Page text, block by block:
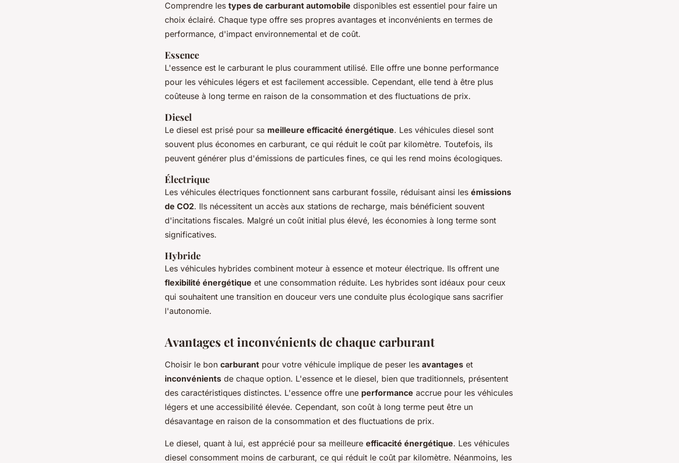
Comprendre les types de carburant automobile disponibles est essentiel pour faire un
choix éclairé. Chaque type offre ses propres avantages et inconvénients en termes de
performance, d'impact environnemental et de coût.
Essence
L'essence est le carburant le plus couramment utilisé. Elle offre une bonne performance
pour les véhicules légers et est facilement accessible. Cependant, elle tend à être plus
coûteuse à long terme en raison de la consommation et des fluctuations de prix.
Diesel
Le diesel est prisé pour sa meilleure efficacité énergétique. Les véhicules diesel sont
souvent plus économes en carburant, ce qui réduit le coût par kilomètre. Toutefois, ils
peuvent générer plus d'émissions de particules fines, ce qui les rend moins écologiques.
Électrique
Les véhicules électriques fonctionnent sans carburant fossile, réduisant ainsi les émissions
de CO2. Ils nécessitent un accès aux stations de recharge, mais bénéficient souvent
d'incitations fiscales. Malgré un coût initial plus élevé, les économies à long terme sont
significatives.
Hybride
Les véhicules hybrides combinent moteur à essence et moteur électrique. Ils offrent une
flexibilité énergétique et une consommation réduite. Les hybrides sont idéaux pour ceux
qui souhaitent une transition en douceur vers une conduite plus écologique sans sacrifier
l'autonomie.
Avantages et inconvénients de chaque carburant
Choisir le bon carburant pour votre véhicule implique de peser les avantages et
inconvénients de chaque option. L'essence et le diesel, bien que traditionnels, présentent
des caractéristiques distinctes. L'essence offre une performance accrue pour les véhicules
légers et une accessibilité élevée. Cependant, son coût à long terme peut être un
désavantage en raison de la consommation et des fluctuations de prix.
Le diesel, quant à lui, est apprécié pour sa meilleure efficacité énergétique. Les véhicules
diesel consomment moins de carburant, ce qui réduit le coût par kilomètre. Néanmoins, les